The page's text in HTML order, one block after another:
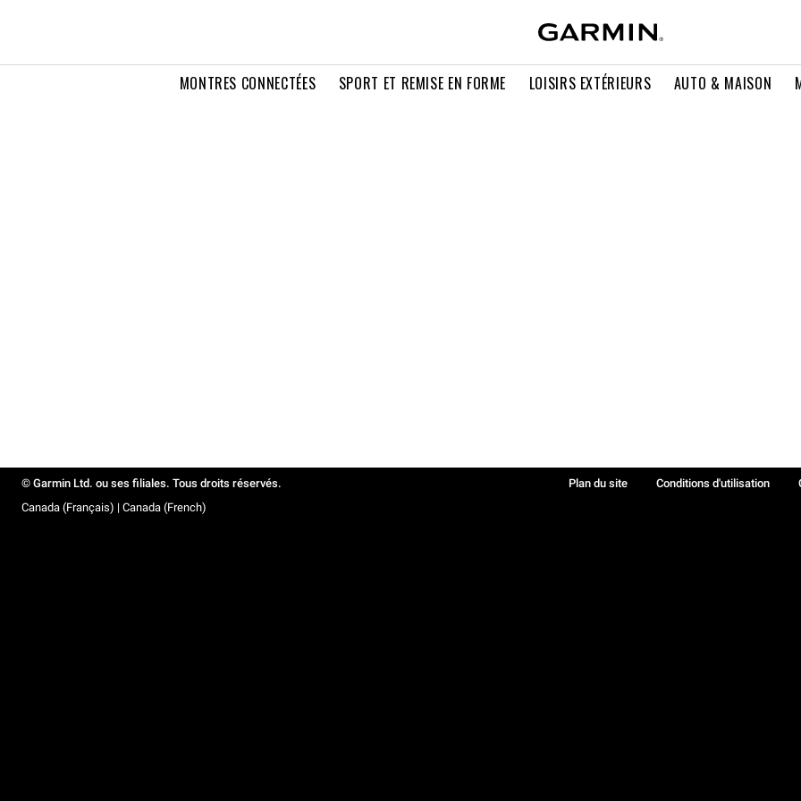
MONTRES CONNECTÉES SPORT ET REMISE EN FORME LOISIRS EXTÉRIEURS AUTO & MAISON
© Garmin Ltd. ou ses filiales. Tous droits réservés. Plan du site Conditions d'utilisation
Canada (Français) | Canada (French)